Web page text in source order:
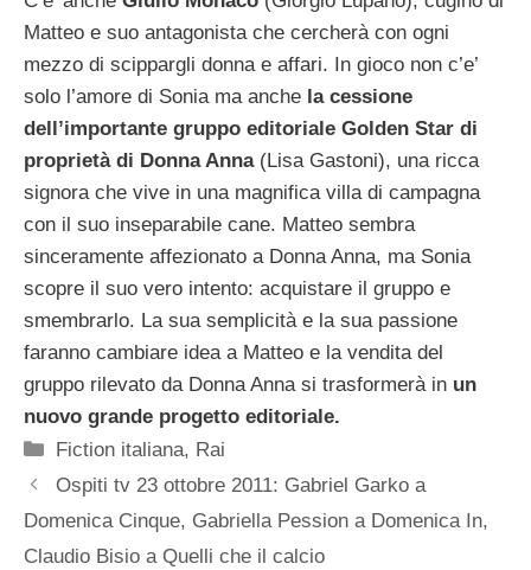
Matteo e suo antagonista che cercherà con ogni
mezzo di scippargli donna e affari. In gioco non c’e’
solo l’amore di Sonia ma anche la cessione
dell’importante gruppo editoriale Golden Star di
proprietà di Donna Anna(Lisa Gastoni), una ricca
signora che vive in una magnifica villa di campagna
con il suo inseparabile cane. Matteo sembra
sinceramente affezionato a Donna Anna, ma Sonia
scopre il suo vero intento: acquistare il gruppo e
smembrarlo. La sua semplicità e la sua passione
faranno cambiare idea a Matteo e la vendita del
gruppo rilevato da Donna Anna si trasformerà in un
nuovo grande progetto editoriale.
Categorie
Fiction italiana, Rai
Ospiti tv 23 ottobre 2011: Gabriel Garko a
Domenica Cinque, Gabriella Pession a Domenica In,
Claudio Bisio a Quelli che il calcio